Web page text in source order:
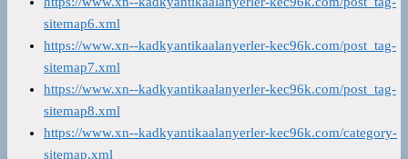
sitemap6.xml
https://www.xn--kadkyantikaalanyerler-kec96k.com/post_tag-
sitemap7.xml
https://www.xn--kadkyantikaalanyerler-kec96k.com/post_tag-
sitemap8.xml
https://www.xn--kadkyantikaalanyerler-kec96k.com/category-
sitemap.xml